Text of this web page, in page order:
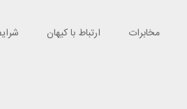
مخابرات ارتباط با کیهان